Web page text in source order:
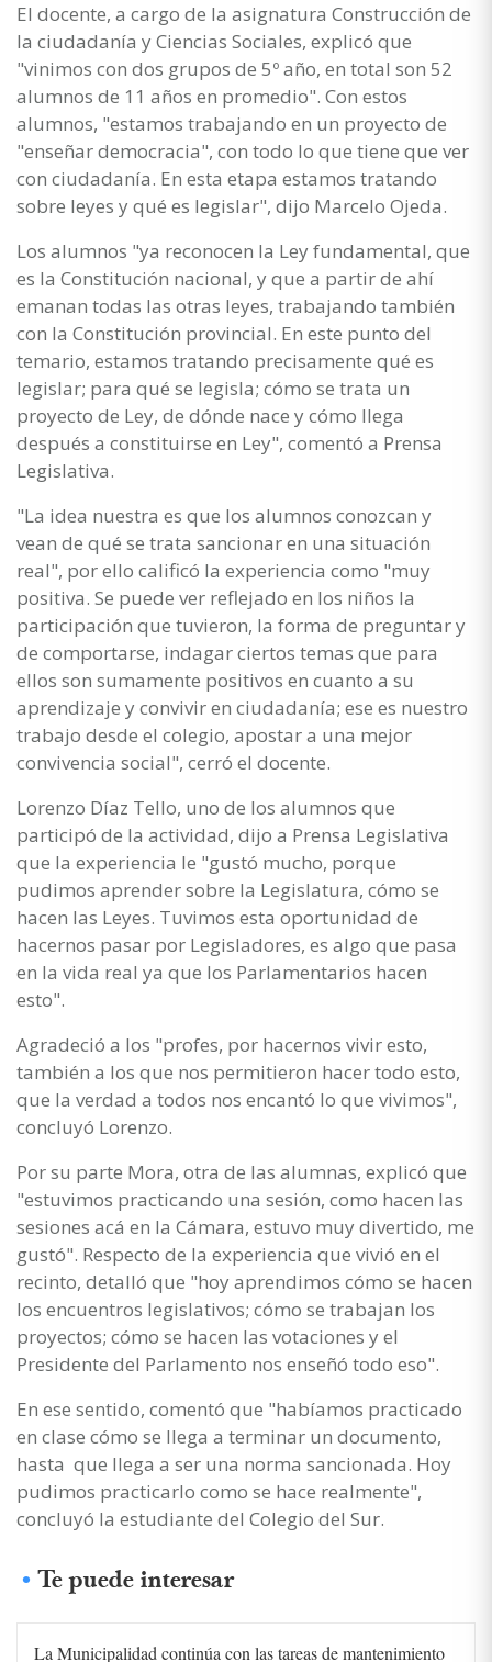
El docente, a cargo de la asignatura Construcción de
la ciudadanía y Ciencias Sociales, explicó que
"vinimos con dos grupos de 5º año, en total son 52
alumnos de 11 años en promedio". Con estos
alumnos, "estamos trabajando en un proyecto de
"enseñar democracia", con todo lo que tiene que ver
con ciudadanía. En esta etapa estamos tratando
sobre leyes y qué es legislar", dijo Marcelo Ojeda.
Los alumnos "ya reconocen la Ley fundamental, que
es la Constitución nacional, y que a partir de ahí
emanan todas las otras leyes, trabajando también
con la Constitución provincial. En este punto del
temario, estamos tratando precisamente qué es
legislar; para qué se legisla; cómo se trata un
proyecto de Ley, de dónde nace y cómo llega
después a constituirse en Ley", comentó a Prensa
Legislativa.
"La idea nuestra es que los alumnos conozcan y
vean de qué se trata sancionar en una situación
real", por ello calificó la experiencia como "muy
positiva. Se puede ver reflejado en los niños la
participación que tuvieron, la forma de preguntar y
de comportarse, indagar ciertos temas que para
ellos son sumamente positivos en cuanto a su
aprendizaje y convivir en ciudadanía; ese es nuestro
trabajo desde el colegio, apostar a una mejor
convivencia social", cerró el docente.
Lorenzo Díaz Tello, uno de los alumnos que
participó de la actividad, dijo a Prensa Legislativa
que la experiencia le "gustó mucho, porque
pudimos aprender sobre la Legislatura, cómo se
hacen las Leyes. Tuvimos esta oportunidad de
hacernos pasar por Legisladores, es algo que pasa
en la vida real ya que los Parlamentarios hacen
esto".
Agradeció a los "profes, por hacernos vivir esto,
también a los que nos permitieron hacer todo esto,
que la verdad a todos nos encantó lo que vivimos",
concluyó Lorenzo.
Por su parte Mora, otra de las alumnas, explicó que
"estuvimos practicando una sesión, como hacen las
sesiones acá en la Cámara, estuvo muy divertido, me
gustó". Respecto de la experiencia que vivió en el
recinto, detalló que "hoy aprendimos cómo se hacen
los encuentros legislativos; cómo se trabajan los
proyectos; cómo se hacen las votaciones y el
Presidente del Parlamento nos enseñó todo eso".
En ese sentido, comentó que "habíamos practicado
en clase cómo se llega a terminar un documento,
hasta que llega a ser una norma sancionada. Hoy
pudimos practicarlo como se hace realmente",
concluyó la estudiante del Colegio del Sur.
Te puede interesar
La Municipalidad continúa con las tareas de mantenimiento